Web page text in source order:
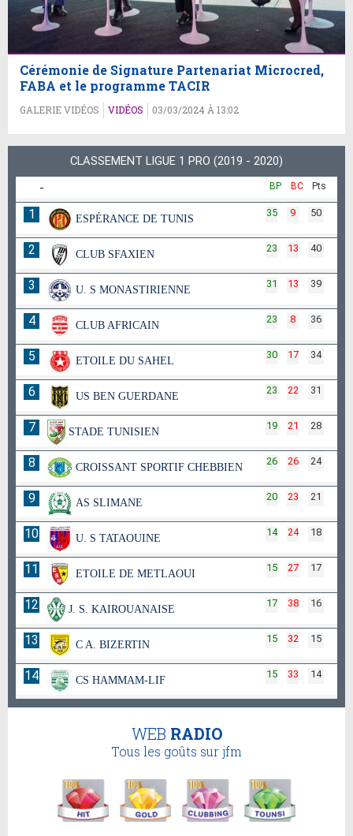
Cérémonie de Signature Partenariat Microcred,
FABA et le programme TACIR
GALERIE VIDÉOS VIDÉOS 03/03/2024 À 13:02
CLASSEMENT LIGUE 1 PRO (2019 - 2020)
- Pts
BC
BP
1 ESPÉRANCE DE TUNIS
50
9
35
2 CLUB SFAXIEN
40
13
23
3 U. S MONASTIRIENNE
39
13
31
4 CLUB AFRICAIN
36
8
23
5 ETOILE DU SAHEL
34
17
30
6 US BEN GUERDANE
31
22
23
7 STADE TUNISIEN
28
21
19
8 CROISSANT SPORTIF CHEBBIEN
24
26
26
9 AS SLIMANE
21
23
20
10 U. S TATAOUINE
18
24
14
11 ETOILE DE METLAOUI
17
27
15
12 J. S. KAIROUANAISE
16
38
17
13 C A. BIZERTIN
15
32
15
14 CS HAMMAM-LIF
14
33
15
WEB RADIO
Tous les goûts sur jfm